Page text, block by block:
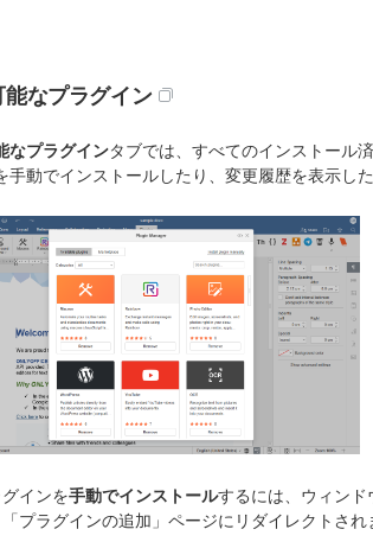
なプラグイン
なプラグインタブでは、すべてのインストール
手動でインストールしたり、変更履歴を表示した
インを手動でインストールするには、ウィンド
プラグインの追加」ページにリダイレクトされ